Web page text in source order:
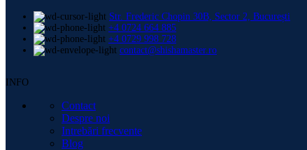
Str. Frederic Chopin 30B, Sector 2, București
+4 0724 664 885
+4 0729 998 728
contact@shishamaster.ro
INFO
Contact
Despre noi
Intrebări frecvente
Blog